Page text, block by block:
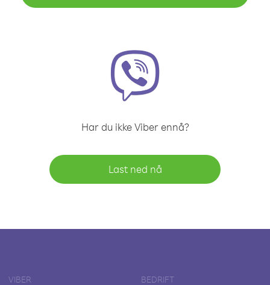
Har du ikke Viber ennå?
Last ned nå
VIBER BEDRIFT